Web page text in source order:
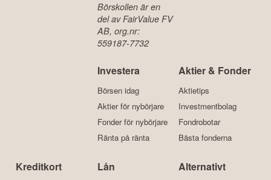
Börskollen är en
del av FairValue FV
AB, org.nr:
559187-7732
Investera
Börsen idag
Aktier för nybörjare
Fonder för nybörjare
Ränta på ränta
Aktier & Fonder
Aktietips
Investmentbolag
Fondrobotar
Bästa fonderna
Kreditkort Lån Alternativt